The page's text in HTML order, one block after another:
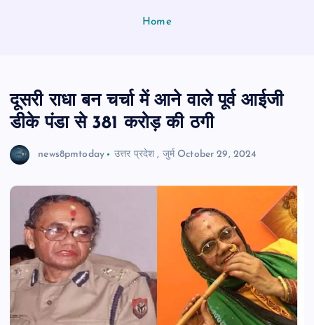
Home
दूसरी राधा बन चर्चा में आने वाले पूर्व आईजी
डीके पंडा से 381 करोड़ की ठगी
news8pmtoday उत्तर प्रदेश , जुर्म October 29, 2024